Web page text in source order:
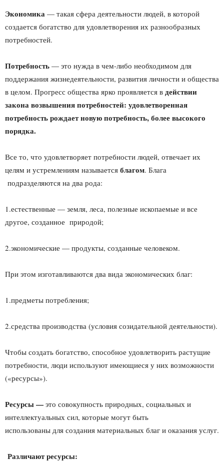
Экономика — такая сфера деятельности людей, в которой
создается богатство для удовлетворения их разнообразных
потребностей.
Потребность — это нужда в чем-либо необходимом для
поддержания жизнедеятельности, развития личности и общества
в целом. Прогресс общества ярко проявляется в действии
закона возвышения потребностей: удовлетворенная
потребность рождает новую потребность, более высокого
порядка.
Все то, что удовлетворяет потребности людей, отвечает их
целям и устремлениям называется благом. Блага
подразделяются на два рода:
1.естественные — земля, леса, полезные ископаемые и все
другое, созданное природой;
2.экономические — продукты, созданные человеком.
При этом изготавливаются два вида экономических благ:
1.предметы потребления;
2.средства производства (условия созидательной деятельности).
Чтобы создать богатство, способное удовлетворить растущие
потребности, люди используют имеющиеся у них возможности
(«ресурсы»).
Ресурсы — это совокупность природных, социальных и
интеллектуальных сил, которые могут быть
использованы для создания материальных благ и оказания услуг.
Различают ресурсы: